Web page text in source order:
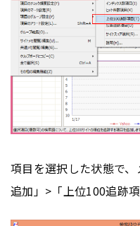
項目を選択した状態で
追加」>「上位100追跡